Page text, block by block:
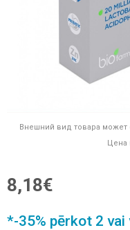
Внешний вид товара может
Цена
8,18€
*-35% pērkot 2